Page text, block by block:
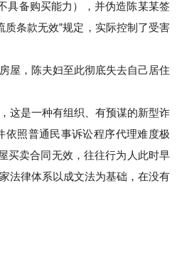
具备购买能力），并伪造陈某某签
条款无效”规定，实际控制了受害
屋，陈夫妇至此彻底失去自己居住
这是一种有组织、有预谋的新型诈
照普通民事诉讼程序代理难度极
买卖合同无效，往往行为人此时早
法律体系以成文法为基础，在没有